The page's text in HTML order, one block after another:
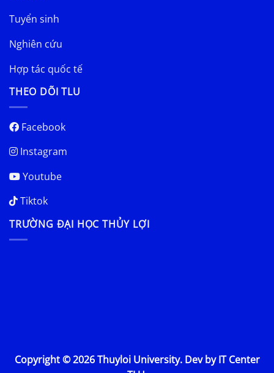
Tuyển sinh
Nghiên cứu
Hợp tác quốc tế
THEO DÕI TLU
Facebook
Instagram
Youtube
Tiktok
TRƯỜNG ĐẠI HỌC THỦY LỢI
Copyright © 2026 Thuyloi University. Dev by IT Center